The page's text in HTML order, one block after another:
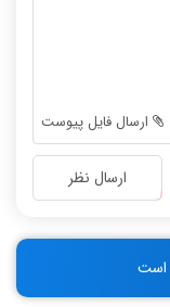
ارسال نظر